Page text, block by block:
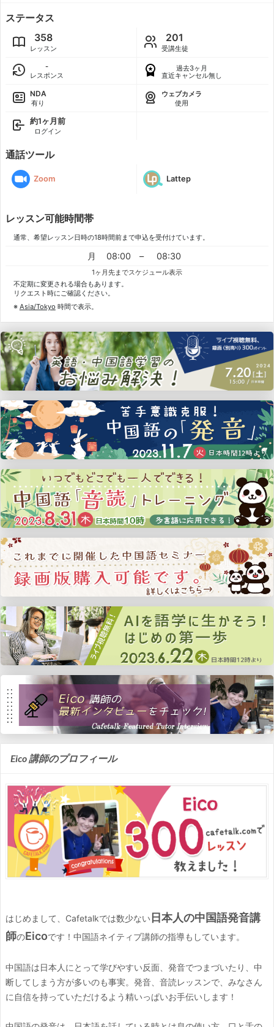
ステータス
358
レッスン
201
受講生徒
-
レスポンス
過去3ヶ月
直近キャンセル無し
NDA
有り
ウェブカメラ
使用
約1ヶ月前
ログイン
通話ツール
Zoom Lattep
レッスン可能時間帯
通常、希望レッスン日時の18時間前まで申込を受付けています。
月 08:00 – 08:30
1ヶ月先までスケジュール表示
不定期に変更される場合もあります。
リクエスト時にご確認ください。
※ Asia/Tokyo 時間で表示。
Eico 講師のプロフィール
はじめまして、Cafetalkでは数少ない 日本人の中国語発音講
師のEicoです！中国語ネイティブ講師の指導もしています。
中国語は日本人にとって学びやすい反面、発音でつまづいたり、中
断してしまう方が多いのも事実。発音、音読レッスンで、みなさん
に自信を持っていただけるよう精いっぱいお手伝いします！